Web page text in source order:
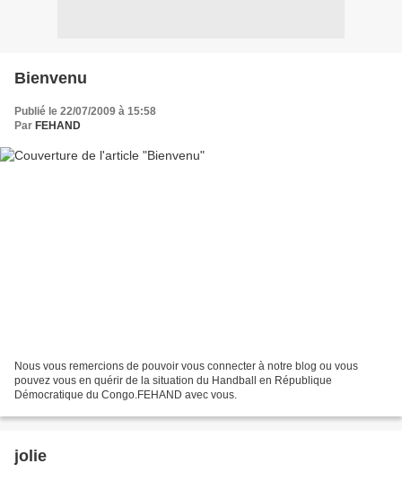
Bienvenu
Publié le 22/07/2009 à 15:58
Par FEHAND
Nous vous remercions de pouvoir vous connecter à notre blog ou vous
pouvez vous en quérir de la situation du Handball en République
Démocratique du Congo.FEHAND avec vous.
jolie